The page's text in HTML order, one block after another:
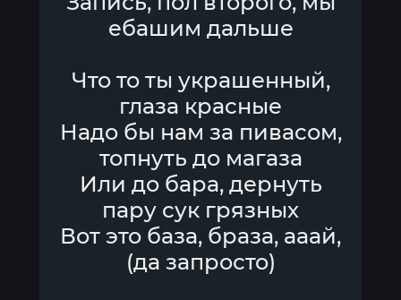
ебашим дальше
Что то ты украшенный,
глаза красные
Надо бы нам за пивасом,
топнуть до магаза
Или до бара, дернуть
пару сук грязных
Вот это база, браза, ааай,
(да запросто)